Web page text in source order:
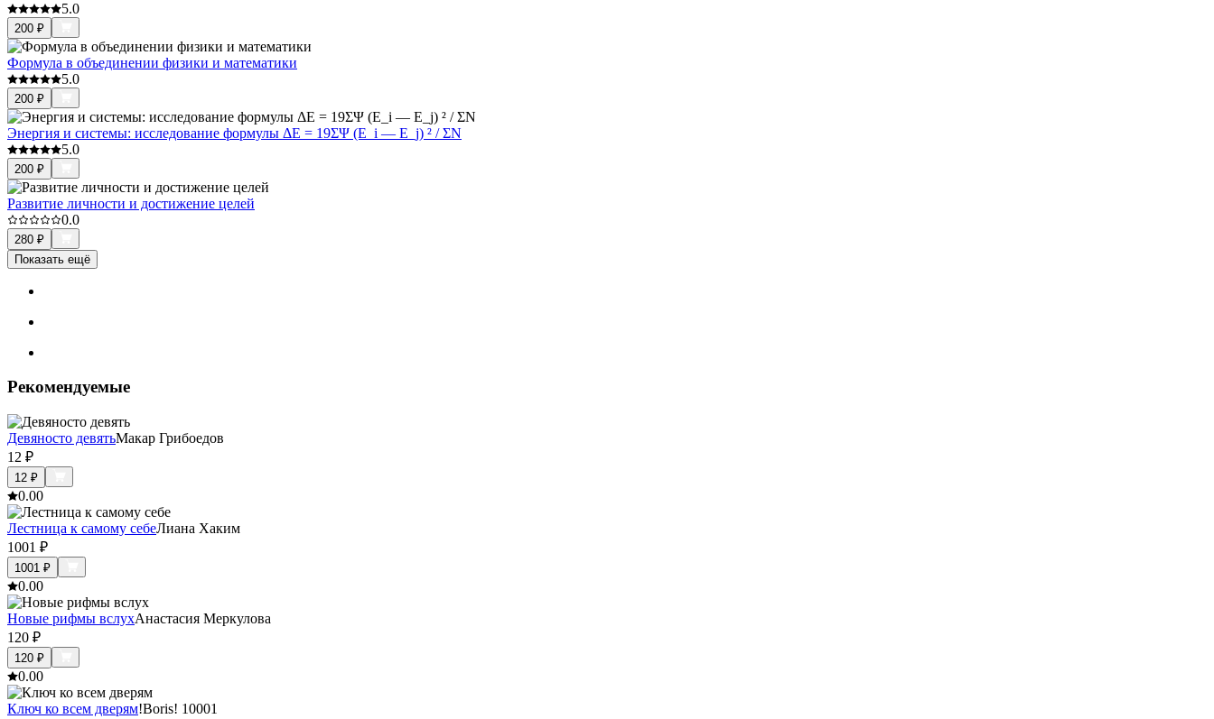
5.0
200 ₽
Формула в объединении физики и математики
5.0
200 ₽
Энергия и системы: исследование формулы ΔE = 19ΣΨ (E_i — E_j) ² / ΣN
5.0
200 ₽
Развитие личности и достижение целей
0.0
280 ₽
Показать ещё
Рекомендуемые
Девяносто девятьМакар Грибоедов
12 ₽
12 ₽
0.00
Лестница к самому себеЛиана Хаким
1001 ₽
1001 ₽
0.00
Новые рифмы вслухАнастасия Меркулова
120 ₽
120 ₽
0.00
Ключ ко всем дверям!Boris! 10001